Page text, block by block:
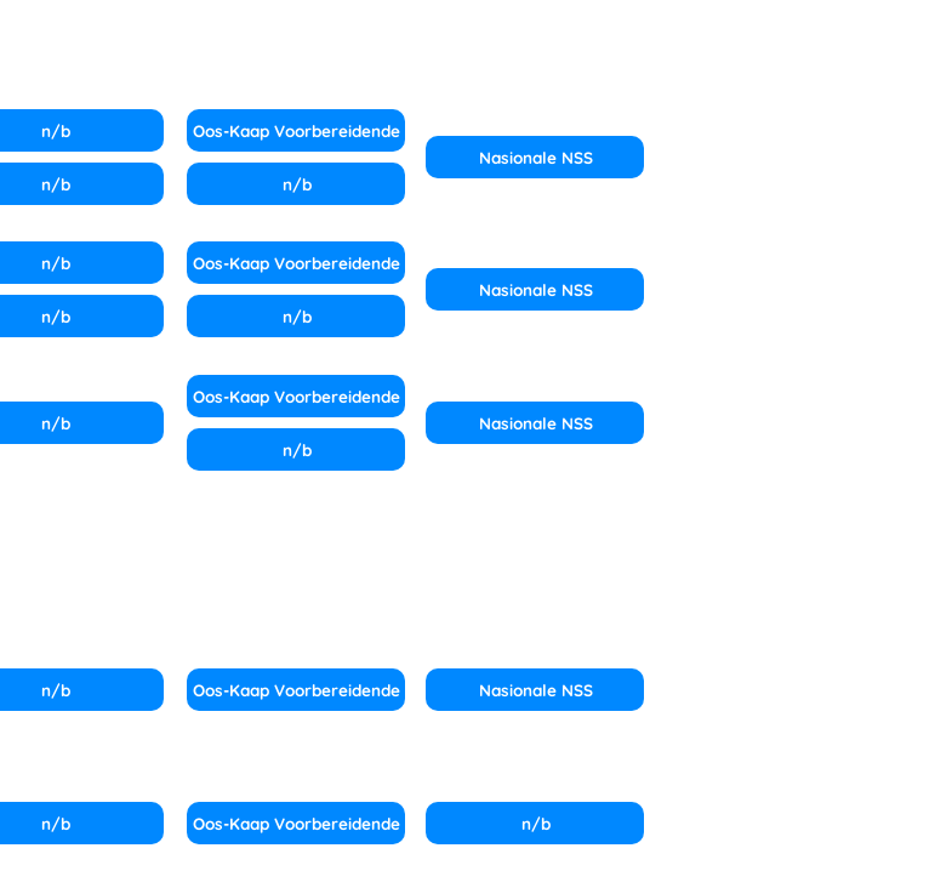
n/b
n/b
Oos-Kaap Voorbereidende
n/b
Nasionale NSS
n/b
n/b
Oos-Kaap Voorbereidende
n/b
Nasionale NSS
n/b
Oos-Kaap Voorbereidende
n/b
Nasionale NSS
n/b Oos-Kaap Voorbereidende Nasionale NSS
n/b Oos-Kaap Voorbereidende n/b